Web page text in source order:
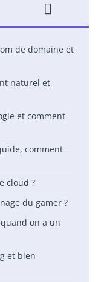
de domaine et
naturel et
et comment
comment
cloud ?
du gamer ?
on a un
et bien